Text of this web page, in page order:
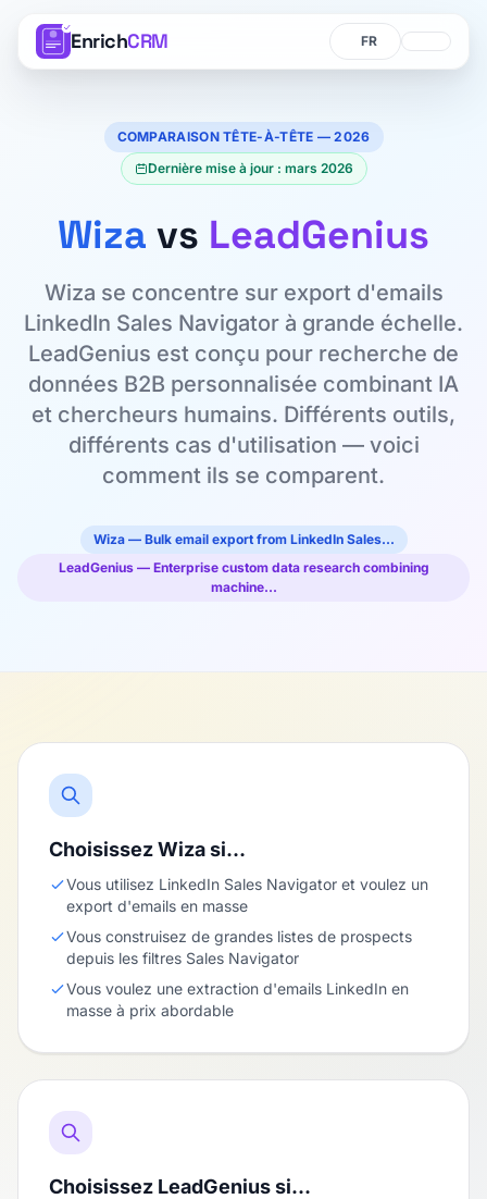
EnrichCRM Langue
Langue
COMPARAISON TÊTE-À-TÊTE — 2026
Dernière mise à jour : mars 2026
Wiza vs LeadGenius
Wiza se concentre sur export d'emails
LinkedIn Sales Navigator à grande échelle.
LeadGenius est conçu pour recherche de
données B2B personnalisée combinant IA
et chercheurs humains. Différents outils,
différents cas d'utilisation — voici
comment ils se comparent.
Wiza — Bulk email export from LinkedIn Sales…
LeadGenius — Enterprise custom data research combining
machine…
Choisissez Wiza si…
Vous utilisez LinkedIn Sales Navigator et voulez un
export d'emails en masse
Vous construisez de grandes listes de prospects
depuis les filtres Sales Navigator
Vous voulez une extraction d'emails LinkedIn en
masse à prix abordable
Choisissez LeadGenius si…